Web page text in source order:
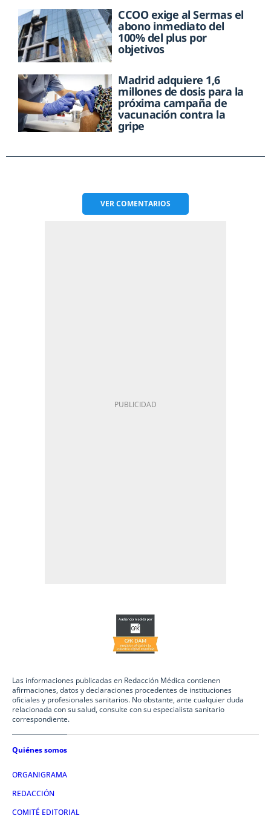
CCOO exige al Sermas el
abono inmediato del
100% del plus por
objetivos
Madrid adquiere 1,6
millones de dosis para la
próxima campaña de
vacunación contra la
gripe
VERCOMENTARIOS
Las informaciones publicadas en Redacción Médica contienen
afirmaciones, datos y declaraciones procedentes de instituciones
oficiales y profesionales sanitarios. No obstante, ante cualquier duda
relacionada con su salud, consulte con su especialista sanitario
correspondiente.
Quiénes somos
ORGANIGRAMA
REDACCIÓN
COMITÉ EDITORIAL